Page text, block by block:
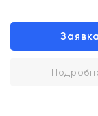
Заявка